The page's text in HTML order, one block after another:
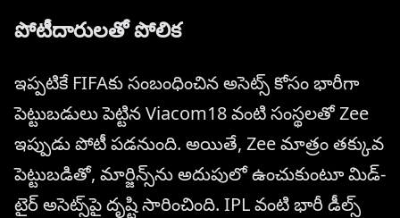
పోటీదారులతో పోలిక
ఇప్పటికే FIFAకు సంబంధించిన అసెట్స్ కోసం భారీగా
పెట్టుబడులు పెట్టిన Viacom18 వంటి సంస్థలతో Zee
ఇప్పుడు పోటీ పడనుంది. అయితే, Zee మాత్రం తక్కువ
పెట్టుబడితో, మార్జిన్స్‌ను అదుపులో ఉంచుకుంటూ మిడ్-
టైర్ అసెట్స్‌పై దృష్టి సారించింది. IPL వంటి భారీ డీల్స్